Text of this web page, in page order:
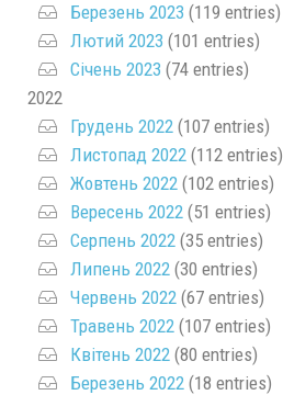
Березень 2023 (119 entries)
Лютий 2023 (101 entries)
Січень 2023 (74 entries)
2022
Грудень 2022 (107 entries)
Листопад 2022 (112 entries)
Жовтень 2022 (102 entries)
Вересень 2022 (51 entries)
Серпень 2022 (35 entries)
Липень 2022 (30 entries)
Червень 2022 (67 entries)
Травень 2022 (107 entries)
Квітень 2022 (80 entries)
Березень 2022 (18 entries)